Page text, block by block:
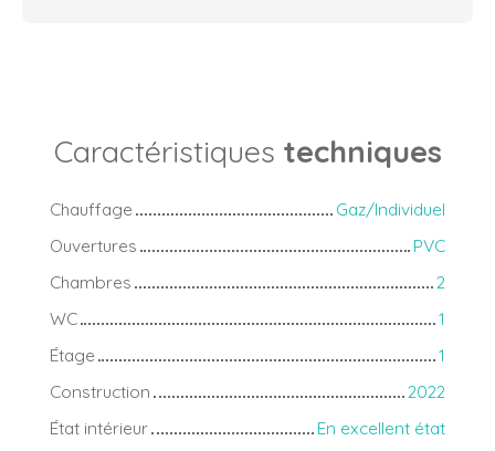
Caractéristiques techniques
Chauffage
Gaz/Individuel
Ouvertures
PVC
Chambres
2
WC
1
Étage
1
Construction
2022
État intérieur
En excellent état